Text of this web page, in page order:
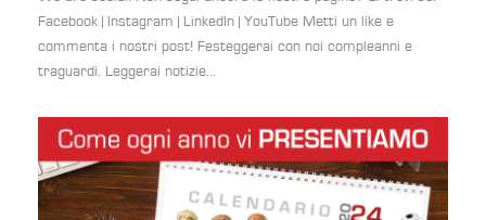
Facebook | Instagram | LinkedIn | YouTube Metti un like e
commenta i nostri post! Festeggerai con noi compleanni e
traguardi. Leggerai notizie...